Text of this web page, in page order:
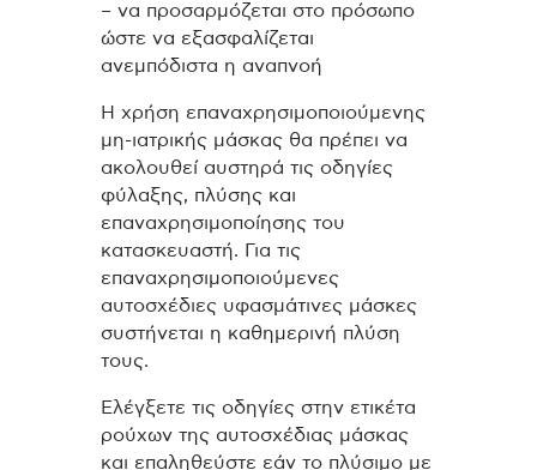
– να προσαρμόζεται στο πρόσωπο
ώστε να εξασφαλίζεται
ανεμπόδιστα η αναπνοή
Η χρήση επαναχρησιμοποιούμενης
μη-ιατρικής μάσκας θα πρέπει να
ακολουθεί αυστηρά τις οδηγίες
φύλαξης, πλύσης και
επαναχρησιμοποίησης του
κατασκευαστή. Για τις
επαναχρησιμοποιούμενες
αυτοσχέδιες υφασμάτινες μάσκες
συστήνεται η καθημερινή πλύση
τους.
Ελέγξετε τις οδηγίες στην ετικέτα
ρούχων της αυτοσχέδιας μάσκας
και επαληθεύστε εάν το πλύσιμο με